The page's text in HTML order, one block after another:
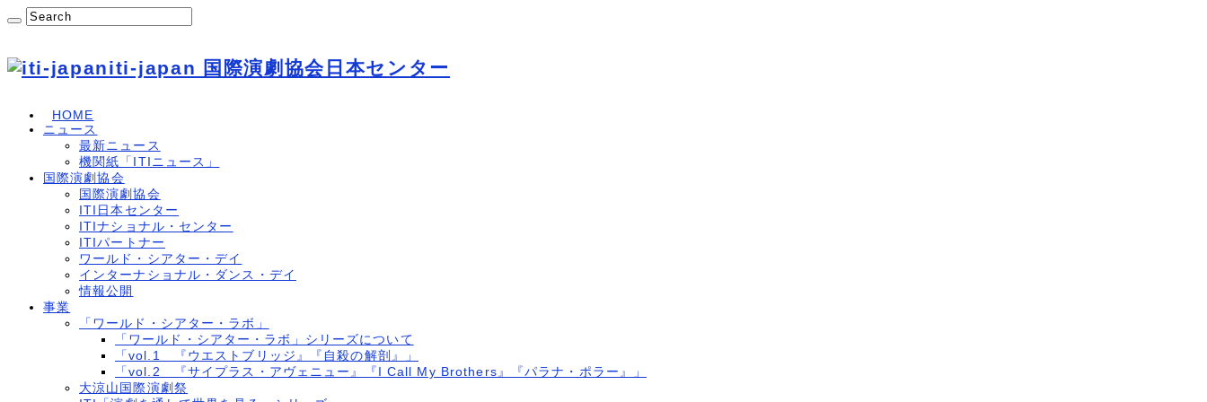
iti-japan 国際演劇協会日本センター
HOME
ニュース
最新ニュース
機関紙「ITIニュース」
国際演劇協会
国際演劇協会
ITI日本センター
ITIナショナル・センター
ITIパートナー
ワールド・シアター・デイ
インターナショナル・ダンス・デイ
情報公開
事業
「ワールド・シアター・ラボ」
「ワールド・シアター・ラボ」シリーズについて
「vol.1 『ウエストブリッジ』『自殺の解剖』」
「vol.2 『サイプラス・アヴェニュー』『I Call My Brothers』『パラナ・ポラー』」
大涼山国際演劇祭